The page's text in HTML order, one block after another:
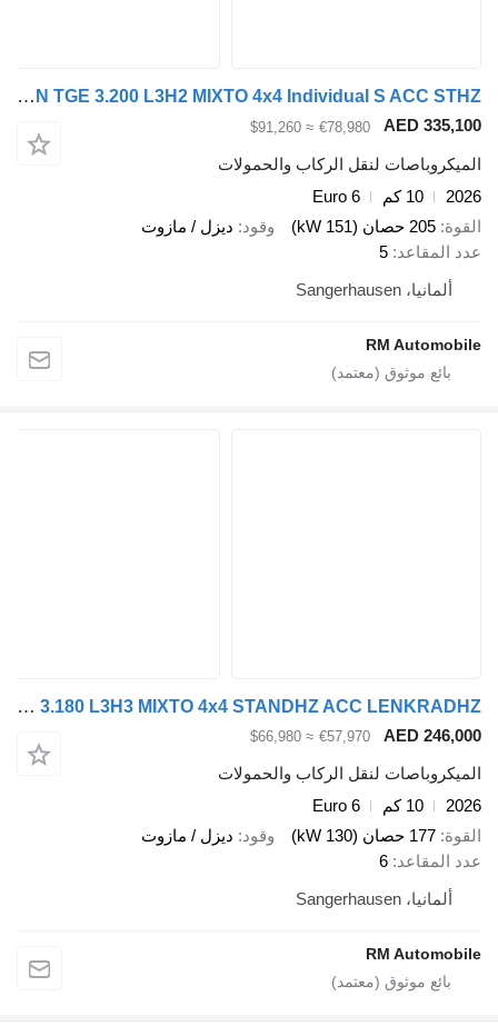
MAN TGE 3.200 L3H2 MIXTO 4x4 Individual S ACC STHZ
AED
€78,980
≈ $91,260
لنقل الركاب والحمولات
10 كم
Euro 6
205 حصان (151 kW)
وقود
ديزل / مازوت
5
RM
MAN TGE 3.180 L3H3 MIXTO 4x4 STANDHZ ACC LENKRADHZ
AED
€57,970
≈ $66,980
لنقل الركاب والحمولات
10 كم
Euro 6
177 حصان (130 kW)
وقود
ديزل / مازوت
6
RM